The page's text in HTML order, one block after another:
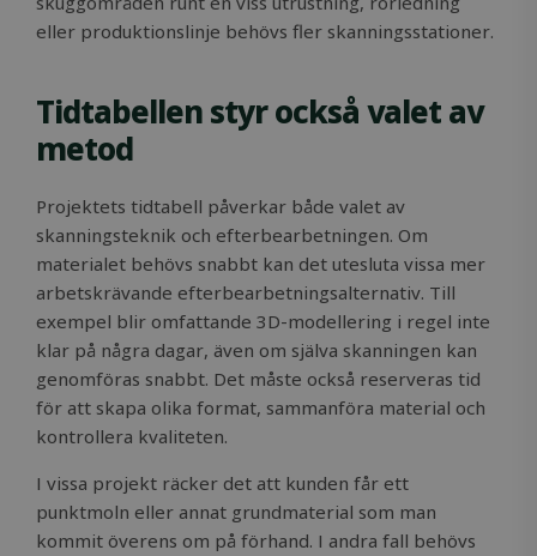
eller produktionslinje behövs fler skanningsstationer.
Tidtabellen styr också valet av
metod
Projektets tidtabell påverkar både valet av
skanningsteknik och efterbearbetningen. Om
materialet behövs snabbt kan det utesluta vissa mer
arbetskrävande efterbearbetningsalternativ. Till
exempel blir omfattande 3D-modellering i regel inte
klar på några dagar, även om själva skanningen kan
genomföras snabbt. Det måste också reserveras tid
för att skapa olika format, sammanföra material och
kontrollera kvaliteten.
I vissa projekt räcker det att kunden får ett
punktmoln eller annat grundmaterial som man
kommit överens om på förhand. I andra fall behövs